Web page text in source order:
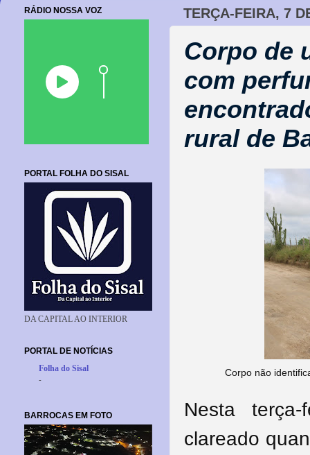
TERÇA-FEIRA, 7
Corpo de
com
rural de
Corpo não
Nesta
clareado
RÁDIO NOSSA VOZ
PORTAL FOLHA DO SISAL
DA CAPITAL AO INTERIOR
PORTAL DE NOTÍCIAS
Folha do Sisal
-
BARROCAS EM FOTO